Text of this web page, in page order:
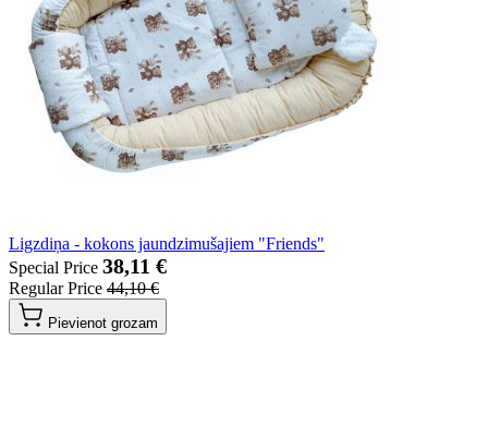
Ligzdiņa - kokons jaundzimušajiem "Friends"
Special Price 38,11 €
Regular Price 44,10 €
Pievienot grozam